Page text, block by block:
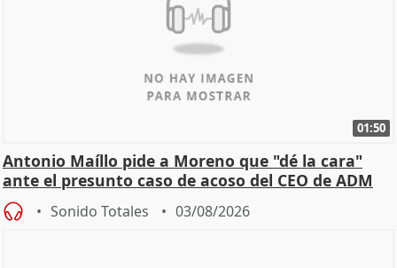
01:50
Antonio Maíllo pide a Moreno que "dé la cara"
ante el presunto caso de acoso del CEO de ADM
Sonido Totales 03/08/2026